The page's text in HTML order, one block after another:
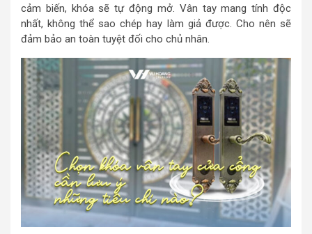
cảm biến, khóa sẽ tự động mở. Vân tay mang tính độc
nhất, không thể sao chép hay làm giả được. Cho nên sẽ
đảm bảo an toàn tuyệt đối cho chủ nhân.